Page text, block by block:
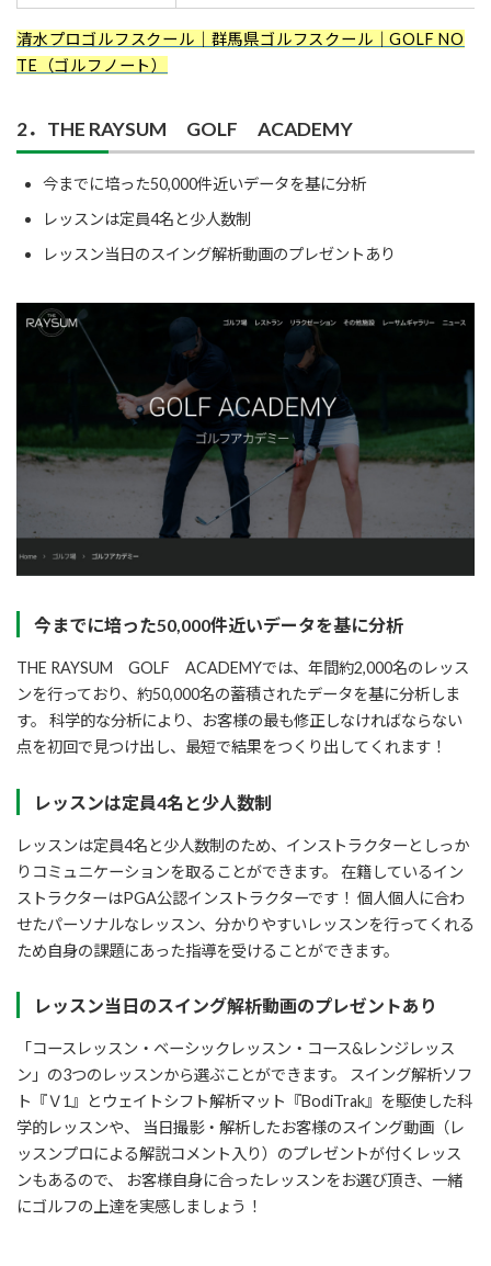
清水プロゴルフスクール｜群馬県ゴルフスクール｜GOLF NO
TE（ゴルフノート）
2．THE RAYSUM GOLF ACADEMY
今までに培った50,000件近いデータを基に分析
レッスンは定員4名と少人数制
レッスン当日のスイング解析動画のプレゼントあり
今までに培った50,000件近いデータを基に分析
THE RAYSUM GOLF ACADEMYでは、年間約2,000名のレッス
ンを行っており、約50,000名の蓄積されたデータを基に分析しま
す。 科学的な分析により、お客様の最も修正しなければならない
点を初回で見つけ出し、最短で結果をつくり出してくれます！
レッスンは定員4名と少人数制
レッスンは定員4名と少人数制のため、インストラクターとしっか
りコミュニケーションを取ることができます。 在籍しているイン
ストラクターはPGA公認インストラクターです！ 個人個人に合わ
せたパーソナルなレッスン、分かりやすいレッスンを行ってくれる
ため自身の課題にあった指導を受けることができます。
レッスン当日のスイング解析動画のプレゼントあり
「コースレッスン・ベーシックレッスン・コース&レンジレッス
ン」の3つのレッスンから選ぶことができます。 スイング解析ソフ
ト『Ｖ1』とウェイトシフト解析マット『BodiTrak』を駆使した科
学的レッスンや、 当日撮影・解析したお客様のスイング動画（レ
ッスンプロによる解説コメント入り）のプレゼントが付くレッス
ンもあるので、 お客様自身に合ったレッスンをお選び頂き、一緒
にゴルフの上達を実感しましょう！